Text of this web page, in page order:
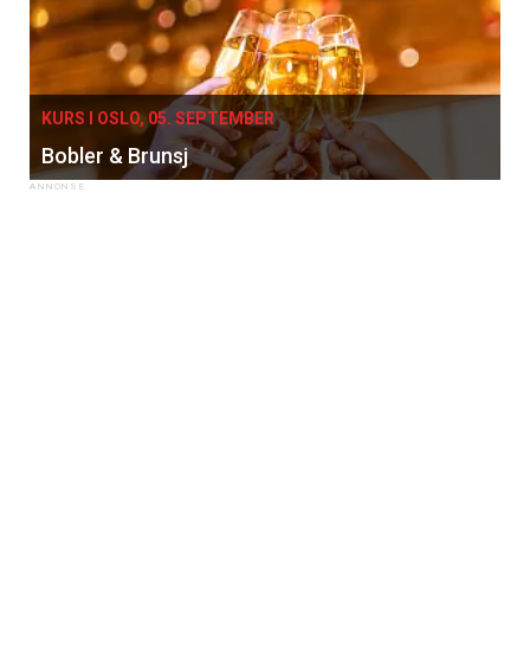
KURS I OSLO, 05. SEPTEMBER
Bobler & Brunsj